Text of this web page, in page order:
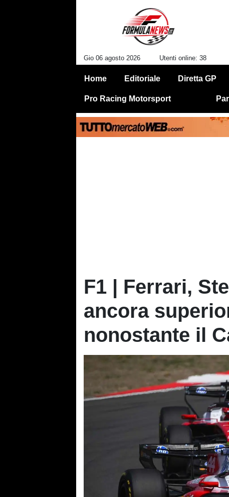
Gio 06 agosto 2026 Utenti online: 38
Home Editoriale Diretta GP
Pro Racing Motorsport
F1 | Ferrari,
ancora
nonostante il